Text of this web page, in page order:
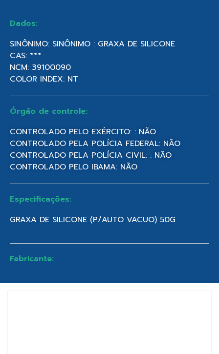
Dados:
SINÔNIMO: SINÔNIMO : GRAXA DE SILICONE
CAS: ***
NCM: 39100090
COLOR INDEX: NT
Órgão de controle:
CONTROLADO PELO EXÉRCITO: : NÃO
CONTROLADO PELA POLÍCIA FEDERAL: NÃO
CONTROLADO PELA POLÍCIA CIVIL: : NÃO
CONTROLADO PELO IBAMA: NÃO
Especificações:
GRAXA DE SILICONE (P/AUTO VACUO) 50G
Fabricante: